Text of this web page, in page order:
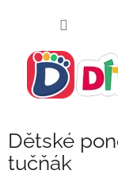
Dětské
tučňák